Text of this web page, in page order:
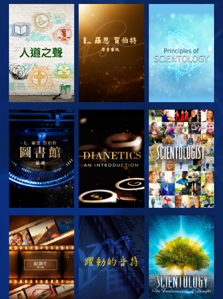
探索系列節目 探索系列節目 探索系列節目
探索系列節目 探索系列節目 觀看
探索系列節目 觀看 探索系列節目